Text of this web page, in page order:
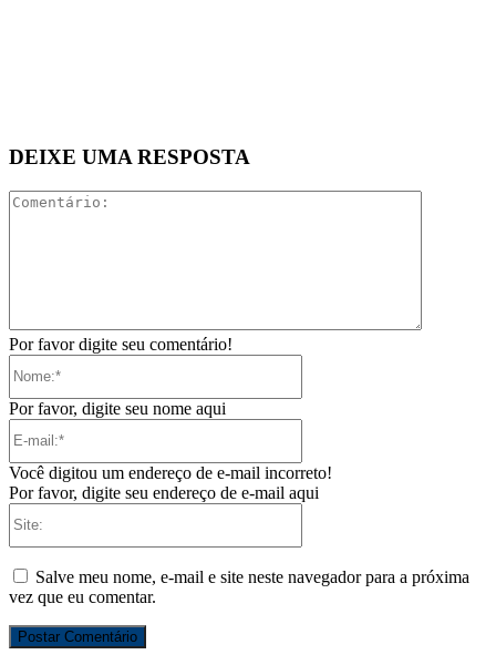
DEIXE UMA RESPOSTA
Por favor digite seu comentário!
Por favor, digite seu nome aqui
Você digitou um endereço de e-mail incorreto!
Por favor, digite seu endereço de e-mail aqui
Salve meu nome, e-mail e site neste navegador para a próxima
vez que eu comentar.